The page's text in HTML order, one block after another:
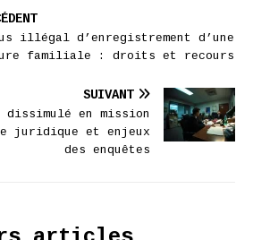
illégal d’enregistrement d’une
familiale : droits et recours
SUIVANT
en mission
juridique et enjeux
des enquêtes